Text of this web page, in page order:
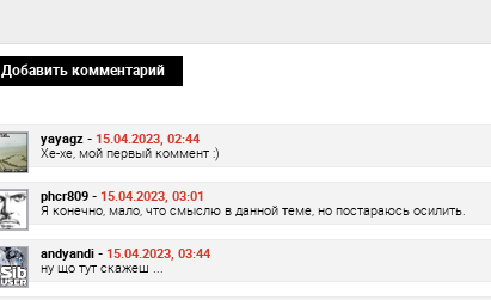
Добавить комментарий
yayagz - 15.04.2023, 02:44
Хе-хе, мой первый коммент :)
phcr809 - 15.04.2023, 03:01
Я конечно, мало, что смыслю в данной теме, но постараюсь осилить.
andyandi - 15.04.2023, 03:44
ну що тут скажеш ...